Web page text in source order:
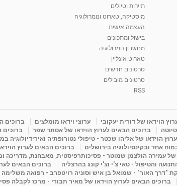
תיירות וטיולים
מיסטיקה, טארוט ונומרולוגיה
העצמה אישית
בישול ומתכונים
מחשבון נומרולוגיה
טארוט אונליין
סרטונים חדשים
סרטונים מובילים
RSS
הוידאו של דורית יעקובי ערוצי וידאו מומלצים ברוכים
ברוכים הבאים לערוץ הוידאו של אסתר שפר ברוכים
הוידאו של אליהו שכטר - טיפולי נטורופתיה ואירידיולוגיה
אחד ובקינסיולוגיה בירושלים
ברוכים הבאים לערוץ
של עמירה הולצמן שמוטר - פסיכותרפיסטית, מאבחנת, מדריכה
והטיפול - טאי צ'י וצ'י קונג בהרצליה
ברוכים הבאים
"דרך האור" - שמואל בן איש וסוניה רויטפרב - רפואה
ברוכים הבאים לערוץ הוידאו של מאיר תבורי - מרכז לקבלה